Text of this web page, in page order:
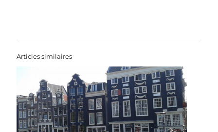
Articles similaires